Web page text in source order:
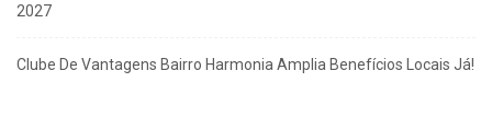
2027
Clube De Vantagens Bairro Harmonia Amplia Benefícios Locais Já!